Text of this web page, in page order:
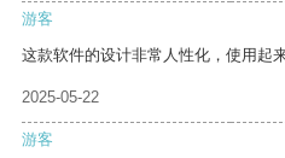
游客
这款软件的设计非常人性化，使用起
2025-05-22
游客